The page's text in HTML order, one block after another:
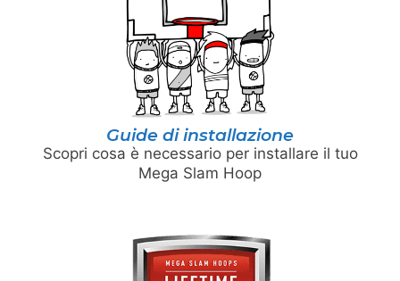
Guide di installazione
Scopri cosa è necessario per installare il tuo
Mega Slam Hoop